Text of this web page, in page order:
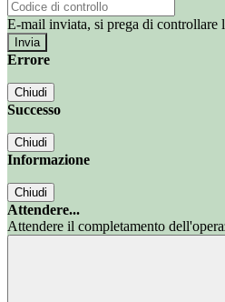
E-mail inviata, si prega di controllare
Errore
Chiudi
Successo
Chiudi
Informazione
Chiudi
Attendere...
Attendere il completamento